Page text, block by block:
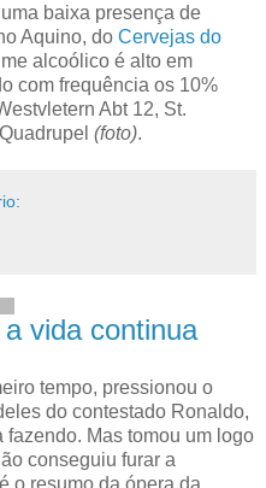
baixa presença de
Aquino, do Cervejas do
alcoólico é alto em
com frequência os 10%
Abt 12, St.
(foto).
vida continua
tempo, pressionou o
do contestado Ronaldo,
Mas tomou um logo
conseguiu furar a
o resumo da ópera da